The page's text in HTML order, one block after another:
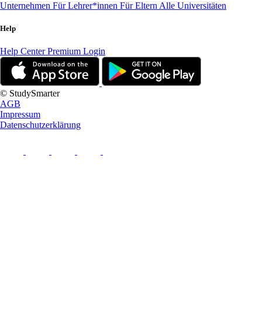
Unternehmen Für Lehrer*innen Für Eltern Alle Universitäten
Help
Help CenterPremium Login
© StudySmarter
AGB
Impressum
Datenschutzerklärung